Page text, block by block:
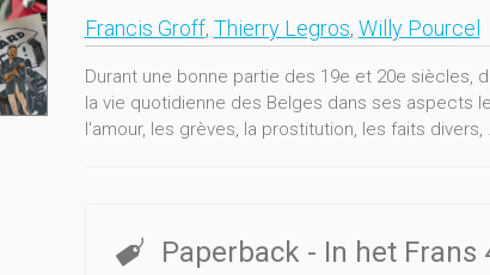
Francis Groff, Thierry Legros, Willy Pourcel
Durant une bonne partie des 19e et 20e
la vie quotidienne des Belges dans ses aspects
l'amour, les grèves, la prostitution, les faits divers,
Paperback - In het Frans